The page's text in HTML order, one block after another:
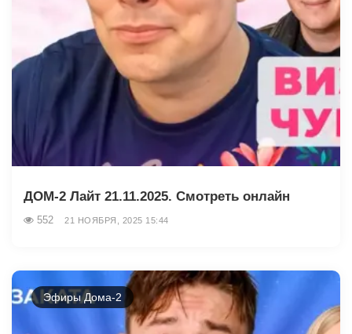
ДОМ-2 Лайт 21.11.2025. Смотреть онлайн
552 21 НОЯБРЯ, 2025 15:44
Эфиры Дома-2